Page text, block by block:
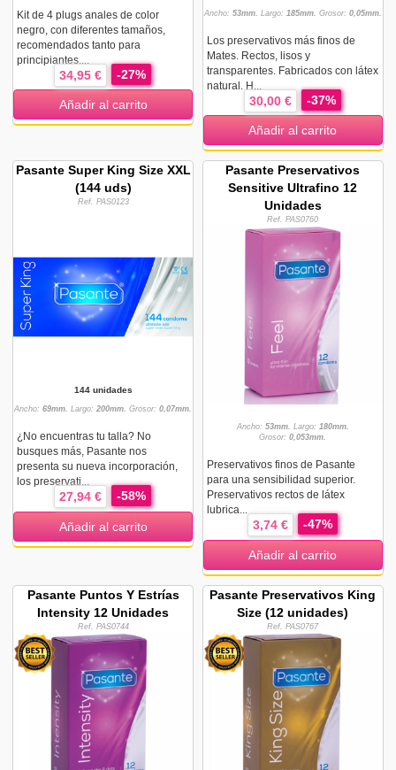
Kit de 4 plugs anales de color
negro, con diferentes tamaños,
recomendados tanto para
principiantes,...
34,95 € -27%
Añadir al carrito
Ancho: 53mm. Largo: 185mm. Grosor: 0,05mm.
Los preservativos más finos de
Mates. Rectos, lisos y
transparentes. Fabricados con látex
natural. H...
30,00 € -37%
Añadir al carrito
Pasante Super King Size XXL
(144 uds)
Ref. PAS0123
144 unidades
Ancho:69mm. Largo:200mm. Grosor:0,07mm.
¿No encuentras tu talla? No
busques más, Pasante nos
presenta su nueva incorporación,
los preservati...
27,94 € -58%
Añadir al carrito
Pasante Preservativos
Sensitive Ultrafino 12
Unidades
Ref. PAS0760
Ancho: 53mm. Largo: 180mm.
Grosor:0,053mm.
Preservativos finos de Pasante
para una sensibilidad superior.
Preservativos rectos de látex
lubrica...
3,74 € -47%
Añadir al carrito
Pasante Puntos Y Estrías
Intensity 12 Unidades
Ref. PAS0744
Pasante Preservativos King
Size (12 unidades)
Ref. PAS0767